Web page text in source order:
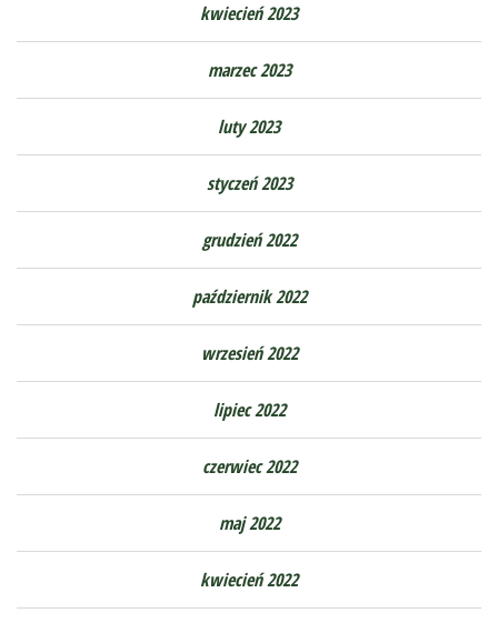
kwiecień 2023
marzec 2023
luty 2023
styczeń 2023
grudzień 2022
październik 2022
wrzesień 2022
lipiec 2022
czerwiec 2022
maj 2022
kwiecień 2022